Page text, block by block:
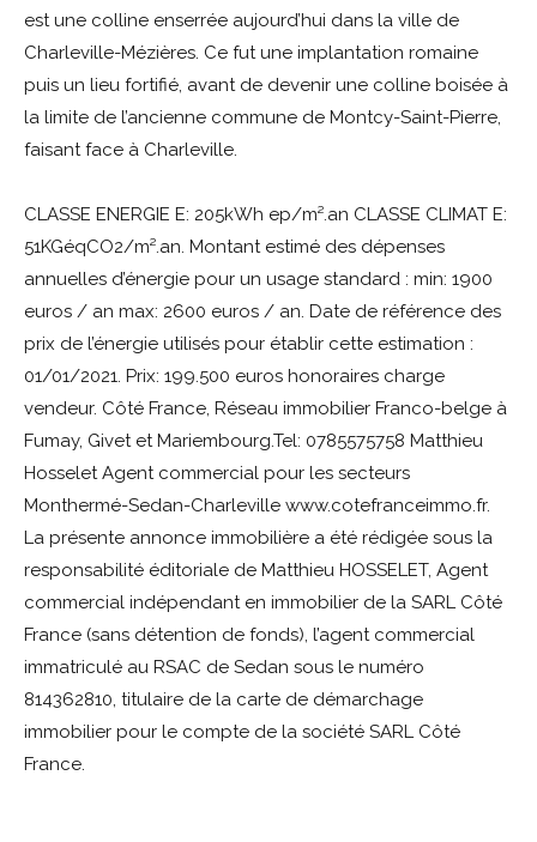
est une colline enserrée aujourd’hui dans la ville de
Charleville-Mézières. Ce fut une implantation romaine
puis un lieu fortifié, avant de devenir une colline boisée à
la limite de l’ancienne commune de Montcy-Saint-Pierre,
faisant face à Charleville.
CLASSE ENERGIE E: 205kWh ep/m².an CLASSE CLIMAT E:
51KGéqCO2/m².an. Montant estimé des dépenses
annuelles d’énergie pour un usage standard : min: 1900
euros / an max: 2600 euros / an. Date de référence des
prix de l’énergie utilisés pour établir cette estimation :
01/01/2021. Prix: 199.500 euros honoraires charge
vendeur. Côté France, Réseau immobilier Franco-belge à
Fumay, Givet et Mariembourg.Tel: 0785575758 Matthieu
Hosselet Agent commercial pour les secteurs
Monthermé-Sedan-Charleville www.cotefranceimmo.fr.
La présente annonce immobilière a été rédigée sous la
responsabilité éditoriale de Matthieu HOSSELET, Agent
commercial indépendant en immobilier de la SARL Côté
France (sans détention de fonds), l’agent commercial
immatriculé au RSAC de Sedan sous le numéro
814362810, titulaire de la carte de démarchage
immobilier pour le compte de la société SARL Côté
France.